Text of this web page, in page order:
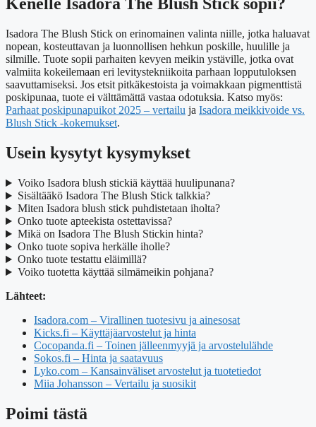
Kenelle Isadora The Blush Stick sopii?
Isadora The Blush Stick on erinomainen valinta niille, jotka haluavat
nopean, kosteuttavan ja luonnollisen hehkun poskille, huulille ja
silmille. Tuote sopii parhaiten kevyen meikin ystäville, jotka ovat
valmiita kokeilemaan eri levitystekniikoita parhaan lopputuloksen
saavuttamiseksi. Jos etsit pitkäkestoista ja voimakkaan pigmenttistä
poskipunaa, tuote ei välttämättä vastaa odotuksia. Katso myös:
Parhaat poskipunapuikot 2025 – vertailu ja Isadora meikkivoide vs.
Blush Stick -kokemukset.
Usein kysytyt kysymykset
Voiko Isadora blush stickiä käyttää huulipunana?
Sisältääkö Isadora The Blush Stick talkkia?
Miten Isadora blush stick puhdistetaan iholta?
Onko tuote apteekista ostettavissa?
Mikä on Isadora The Blush Stickin hinta?
Onko tuote sopiva herkälle iholle?
Onko tuote testattu eläimillä?
Voiko tuotetta käyttää silmämeikin pohjana?
Lähteet:
Isadora.com – Virallinen tuotesivu ja ainesosat
Kicks.fi – Käyttäjäarvostelut ja hinta
Cocopanda.fi – Toinen jälleenmyyjä ja arvostelulähde
Sokos.fi – Hinta ja saatavuus
Lyko.com – Kansainväliset arvostelut ja tuotetiedot
Miia Johansson – Vertailu ja suosikit
Poimi tästä